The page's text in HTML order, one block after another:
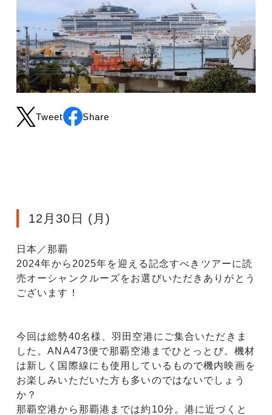
Tweet Share
12月30日 (月)
日本／那覇
2024年から2025年を迎える記念すべきツアーに読
売オーシャンクルーズをお選びいただきありがとう
ございます！
今回は総勢40名様、羽田空港にご集合いただきま
した。ANA473便で那覇空港までひとっとび。機材
は新しく国際線にも使用しているもので機内映画を
お楽しみいただいた方も多いのではないでしょう
か？
那覇空港から那覇港までは約10分。港に近づくと